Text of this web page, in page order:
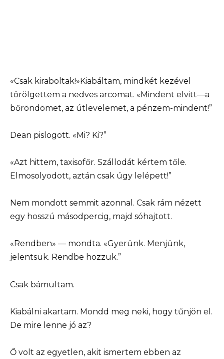
«Csak kiraboltak!»Kiabáltam, mindkét kezével
törölgettem a nedves arcomat. «Mindent elvitt—a
bőröndömet, az útlevelemet, a pénzem-mindent!”
Dean pislogott. «Mi? Ki?”
«Azt hittem, taxisofőr. Szállodát kértem tőle.
Elmosolyodott, aztán csak úgy lelépett!”
Nem mondott semmit azonnal. Csak rám nézett
egy hosszú másodpercig, majd sóhajtott.
«Rendben» — mondta. «Gyerünk. Menjünk,
jelentsük. Rendbe hozzuk.”
Csak bámultam.
Kiabálni akartam. Mondd meg neki, hogy tűnjön el.
De mire lenne jó az?
Ő volt az egyetlen, akit ismertem ebben az